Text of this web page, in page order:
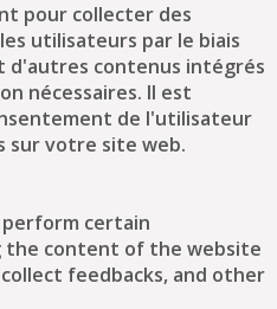
pour collecter des
utilisateurs par le biais
d'autres contenus intégrés
nécessaires. Il est
de l'utilisateur
sur votre site web.
certain
the content of the website
feedbacks, and other